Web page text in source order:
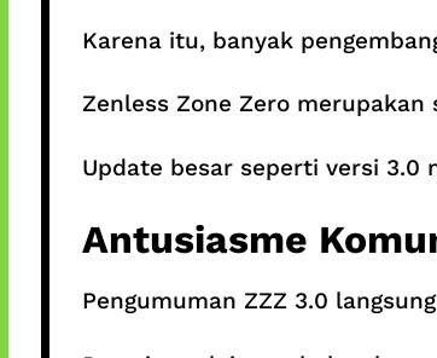
Karena itu, banyak
Zenless Zone Zero
Update besar seperti versi
Antusiasme
Pengumuman ZZZ 3.0